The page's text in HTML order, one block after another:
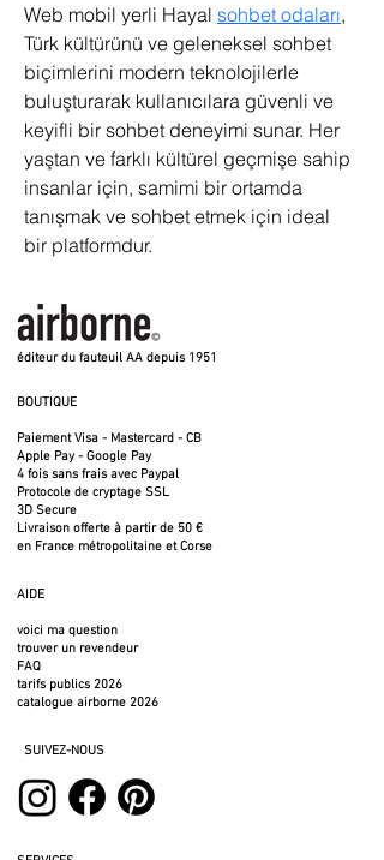
Web mobil yerli Hayal sohbet odaları,
Türk kültürünü ve geleneksel sohbet
biçimlerini modern teknolojilerle
buluşturarak kullanıcılara güvenli ve
keyifli bir sohbet deneyimi sunar. Her
yaştan ve farklı kültürel geçmişe sahip
insanlar için, samimi bir ortamda
tanışmak ve sohbet etmek için ideal
bir platformdur.
éditeur du fauteuil AA depuis 1951
BOUTIQUE
Paiement Visa - Mastercard - CB
Apple Pay - Google Pay
4 fois sans frais avec Paypal
Protocole de cryptage SSL
3D Secure
Livraison offerte à partir de 50 €
en France métropolitaine et Corse
AIDE
voici ma question
trouver un revendeur
FAQ
tarifs publics 2026
catalogue airborne 2026
SUIVEZ-NOUS